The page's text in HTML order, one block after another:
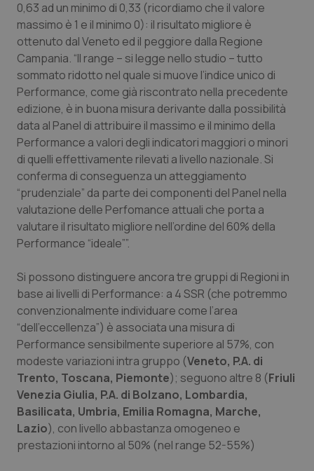
Valle D’Aosta
Veneto
Oncodermatologia
Oncoematologia
Oncologia & Nutrizione
Psoriasi & pelle
Quotidiano Cardiologia
Quotidiano Chirurgia
Quotidiano Oncologia
Quotidiano Pediatria
Rene & patologie urogenitali
Salute orale & impianti
Sangue & coagulazione
Tiroide
0,63 ad un minimo di 0,33 (ricordiamo che il valore
massimo è 1 e il minimo 0): il risultato migliore è
ottenuto dal Veneto ed il peggiore dalla Regione
Campania. “Il range – si legge nello studio – tutto
sommato ridotto nel quale si muove l’indice unico di
Performance, come già riscontrato nella precedente
edizione, è in buona misura derivante dalla possibilità
data al Panel di attribuire il massimo e il minimo della
Performance a valori degli indicatori maggiori o minori
di quelli effettivamente rilevati a livello nazionale. Si
conferma di conseguenza un atteggiamento
“prudenziale” da parte dei componenti del Panel nella
valutazione delle Perfomance attuali che porta a
valutare il risultato migliore nell’ordine del 60% della
Performance “ideale””.
Si possono distinguere ancora tre gruppi di Regioni in
base ai livelli di Performance: a 4 SSR (che potremmo
convenzionalmente individuare come l’area
“dell’eccellenza”) è associata una misura di
Performance sensibilmente superiore al 57%, con
modeste variazioni intra gruppo (Veneto, P.A. di
Trento, Toscana, Piemonte); seguono altre 8 (Friuli
Venezia Giulia, P.A. di Bolzano, Lombardia,
Basilicata, Umbria, Emilia Romagna, Marche,
Lazio), con livello abbastanza omogeneo e
prestazioni intorno al 50% (nel range 52-55%)